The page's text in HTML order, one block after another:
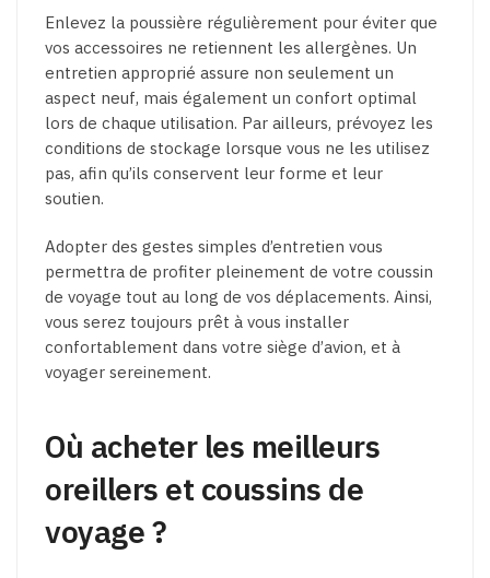
Enlevez la poussière régulièrement pour éviter que
vos accessoires ne retiennent les allergènes. Un
entretien approprié assure non seulement un
aspect neuf, mais également un confort optimal
lors de chaque utilisation. Par ailleurs, prévoyez les
conditions de stockage lorsque vous ne les utilisez
pas, afin qu’ils conservent leur forme et leur
soutien.
Adopter des gestes simples d’entretien vous
permettra de profiter pleinement de votre coussin
de voyage tout au long de vos déplacements. Ainsi,
vous serez toujours prêt à vous installer
confortablement dans votre siège d’avion, et à
voyager sereinement.
Où acheter les meilleurs
oreillers et coussins de
voyage ?